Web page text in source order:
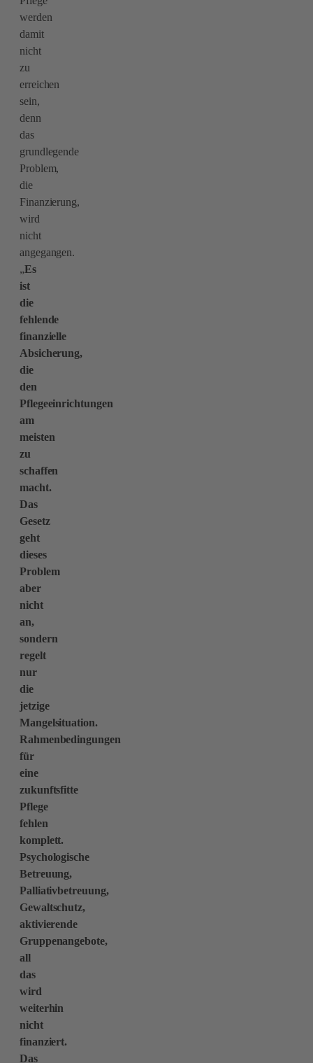
werden
damit
nicht
zu
erreichen
sein,
denn
das
grundlegende
Problem,
die
Finanzierung,
wird
nicht
angegangen.
„Es
ist
die
fehlende
finanzielle
Absicherung,
die
den
Pflegeeinrichtungen
am
meisten
zu
schaffen
macht.
Das
Gesetz
geht
dieses
Problem
aber
nicht
an,
sondern
regelt
nur
die
jetzige
Mangelsituation.
Rahmenbedingungen
für
eine
zukunftsfitte
Pflege
fehlen
komplett.
Psychologische
Betreuung,
Palliativbetreuung,
Gewaltschutz,
aktivierende
Gruppenangebote,
all
das
wird
weiterhin
nicht
finanziert.
Das